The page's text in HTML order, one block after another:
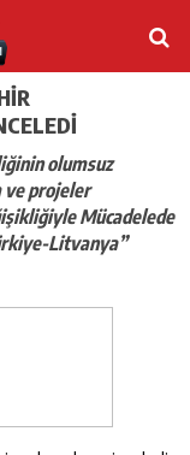
olumsuz
ve projeler
Mücadelede
Litvanya”